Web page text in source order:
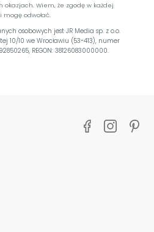
okazjach. Wiem, że zgodę w każdej
mogę odwołać.
osobowych jest JR Media sp. z o.o.
10/10 we Wrocławiu (53-413), numer
REGON: 38126083000000.